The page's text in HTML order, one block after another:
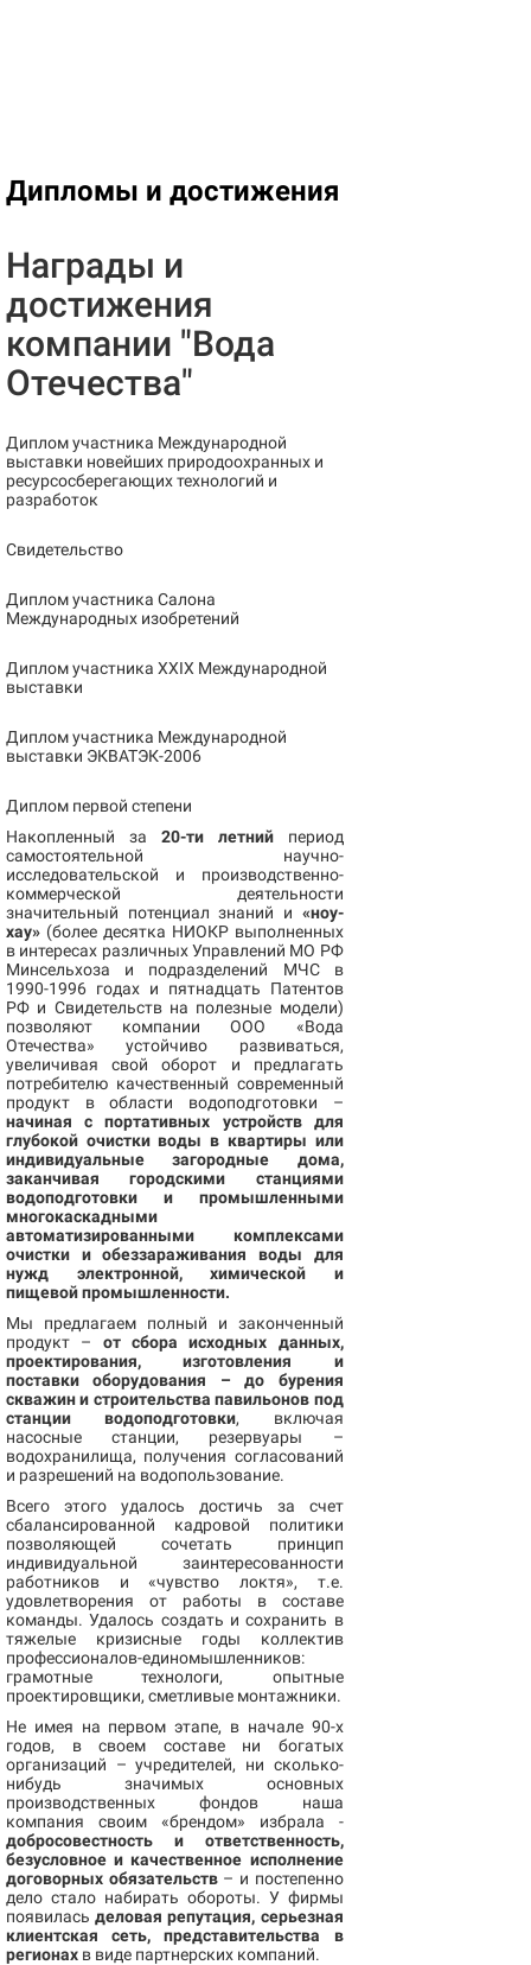
Дипломы и достижения
Награды и
достижения
компании "Вода
Отечества"
Диплом участника Международной
выставки новейших природоохранных и
ресурсосберегающих технологий и
разработок
Свидетельство
Диплом участника Салона
Международных изобретений
Диплом участника XXIX Международной
выставки
Диплом участника Международной
выставки ЭКВАТЭК-2006
Диплом первой степени
Накопленный за 20-ти летнийпериод
самостоятельной научно-
исследовательской и производственно-
коммерческой деятельности
значительный потенциал знаний и «ноу-
хау» (более десятка НИОКР выполненных
в интересах различных Управлений МО РФ
Минсельхоза и подразделений МЧС в
1990-1996 годах и пятнадцать Патентов
РФ и Свидетельств на полезные модели)
позволяют компании ООО «Вода
Отечества» устойчиво развиваться,
увеличивая свой оборот и предлагать
потребителю качественный современный
продукт в области водоподготовки –
начиная с портативных устройств для
глубокой очистки воды в квартиры или
индивидуальные загородные дома,
заканчивая городскими станциями
водоподготовки и промышленными
многокаскадными
автоматизированными комплексами
очистки и обеззараживания воды для
нужд электронной, химической и
пищевой промышленности.
Мы предлагаем полный и законченный
продукт – от сбора исходных данных,
проектирования, изготовления и
поставки оборудования – до бурения
скважин и строительства павильонов под
станции водоподготовки, включая
насосные станции, резервуары –
водохранилища, получения согласований
и разрешений на водопользование.
Всего этого удалось достичь за счет
сбалансированной кадровой политики
позволяющей сочетать принцип
индивидуальной заинтересованности
работников и «чувство локтя», т.е.
удовлетворения от работы в составе
команды. Удалось создать и сохранить в
тяжелые кризисные годы коллектив
профессионалов-единомышленников:
грамотные технологи, опытные
проектировщики, сметливые монтажники.
Не имея на первом этапе, в начале 90-х
годов, в своем составе ни богатых
организаций – учредителей, ни сколько-
нибудь значимых основных
производственных фондов наша
компания своим «брендом» избрала -
добросовестность и ответственность,
безусловное и качественное исполнение
договорных обязательств– и постепенно
дело стало набирать обороты. У фирмы
появиласьделовая репутация, серьезная
клиентская сеть, представительства в
регионах в виде партнерских компаний.